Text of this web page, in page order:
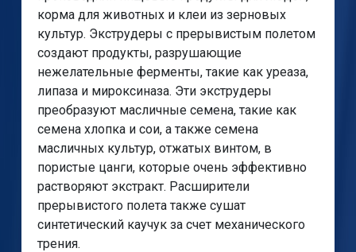
корма для животных и клеи из зерновых
культур. Экструдеры с прерывистым полетом
создают продукты, разрушающие
нежелательные ферменты, такие как уреаза,
липаза и мироксиназа. Эти экструдеры
преобразуют масличные семена, такие как
семена хлопка и сои, а также семена
масличных культур, отжатых винтом, в
пористые цанги, которые очень эффективно
растворяют экстракт. Расширители
прерывистого полета также сушат
синтетический каучук за счет механического
трения.